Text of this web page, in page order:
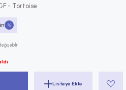
- Tortoise